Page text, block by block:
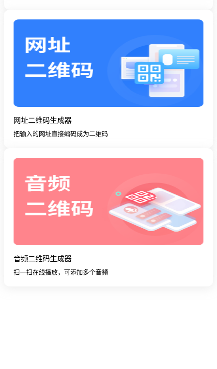
网址二维码生成器
把输入的网址直接编码成为二维码
音频二维码生成器
扫一扫在线播放，可添加多个音频